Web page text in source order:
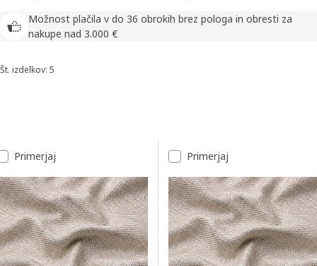
Možnost plačila v do 36 obrokih brez pologa in obresti za
nakupe nad 3.000 €
Razvrsti in filtriraj
Št. izdelkov: 5
Seznam rezultatov
Primerjaj Primerjaj